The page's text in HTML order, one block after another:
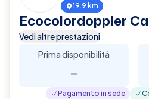
19.9 km
Ecocolordoppler
Vedi altre prestazioni
Prima disponibilità
-
Pagamento in sede